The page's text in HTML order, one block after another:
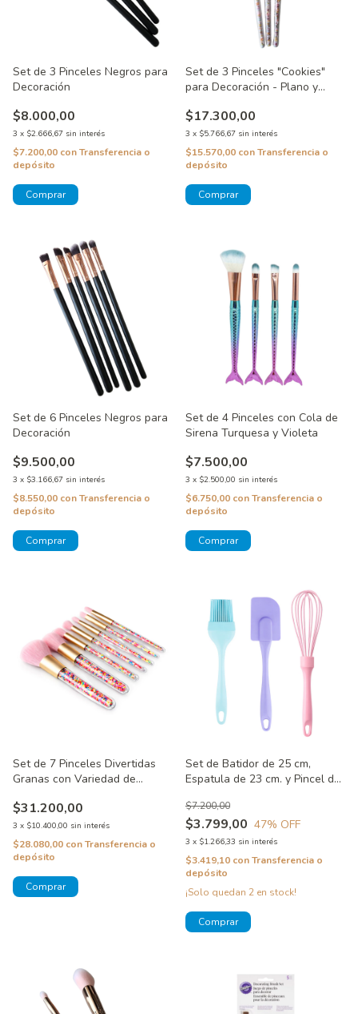
Set de 3 Pinceles Negros para
Decoración
$8.000,00
3 x $2.666,67 sin interés
$7.200,00 conTransferencia o
depósito
Set de 3 Pinceles "Cookies"
para Decoración - Plano y
$17.300,00
3 x $5.766,67 sin interés
$15.570,00 conTransferencia o
depósito
Set de 6 Pinceles Negros para
Decoración
$9.500,00
3 x $3.166,67 sin interés
$8.550,00 conTransferencia o
depósito
Set de 4 Pinceles con Cola de
Sirena Turquesa y Violeta
$7.500,00
3 x $2.500,00 sin interés
$6.750,00 conTransferencia o
depósito
Set de 7 Pinceles Divertidas
Granas con Variedad de
$31.200,00
3 x $10.400,00 sin interés
$28.080,00 conTransferencia o
depósito
Set de Batidor de 25 cm,
Espatula de 23 cm. y Pincel de
Celeste
$3.799,00
$7.200,00
47% OFF
3 x $1.266,33 sin interés
$3.419,10 conTransferencia o
depósito
¡Solo quedan 2 en stock!